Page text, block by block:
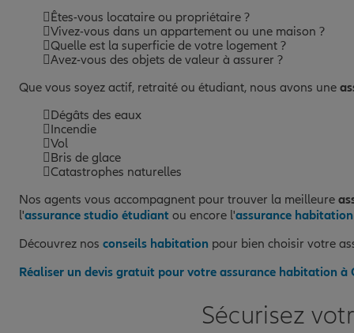
Êtes-vous locataire ou propriétaire ?
Vivez-vous dans un appartement ou une maison ?
Quelle est la superficie de votre logement ?
Avez-vous des objets de valeur à assurer ?
Que vous soyez actif, retraité ou étudiant, nous avons une
Dégâts des eaux
Incendie
Vol
Bris de glace
Catastrophes naturelles
Nos agents vous accompagnent pour trouver la meilleure
l'assurance studio étudiant ou encore l'assurance
Découvrez nos conseils habitation pour bien choisir votre
Réaliser un devis gratuit pour votre assurance habitation à
Sécurisez